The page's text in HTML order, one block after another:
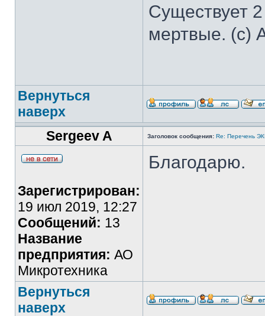
Существует
мертвые. (с)
Вернуться
наверх
Sergeev A
Заголовок сообщения: Re: Перечень
Зарегистрирован:
19 июл 2019, 12:27
Сообщений: 13
Название
предприятия: АО
Микротехника
Благодарю.
Вернуться
наверх